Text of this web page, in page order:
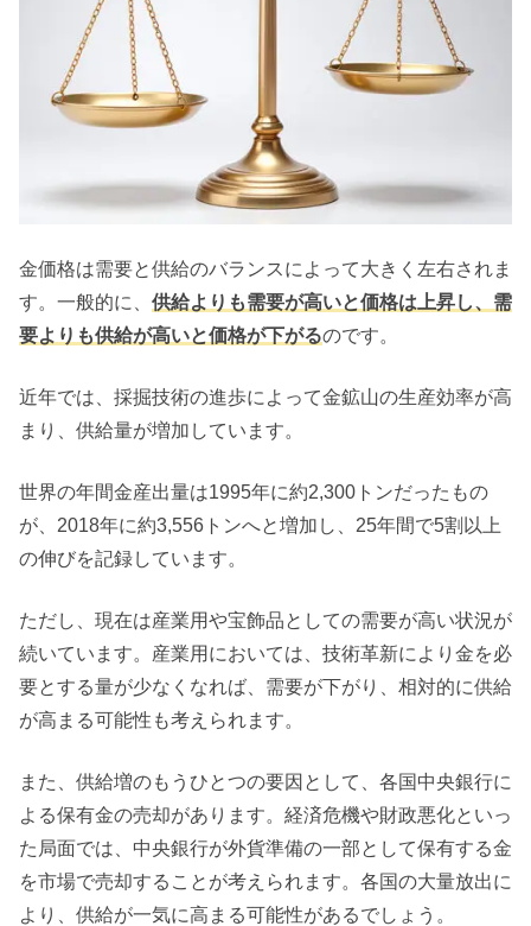
金価格は需要と供給のバランスによって大きく左右されま
す。一般的に、 供給よりも需要が高いと価格は上昇し、需
要よりも供給が高いと価格が下がるのです。
近年では、採掘技術の進歩によって金鉱山の生産効率が高
まり、供給量が増加しています。
世界の年間金産出量は1995年に約2,300トンだったもの
が、2018年に約3,556トンへと増加し、25年間で5割以上
の伸びを記録しています。
ただし、現在は産業用や宝飾品としての需要が高い状況が
続いています。産業用においては、技術革新により金を必
要とする量が少なくなれば、需要が下がり、相対的に供給
が高まる可能性も考えられます。
また、供給増のもうひとつの要因として、各国中央銀行に
よる保有金の売却があります。経済危機や財政悪化といっ
た局面では、中央銀行が外貨準備の一部として保有する金
を市場で売却することが考えられます。各国の大量放出に
より、供給が一気に高まる可能性があるでしょう。